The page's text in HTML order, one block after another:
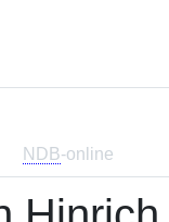
NDB-online